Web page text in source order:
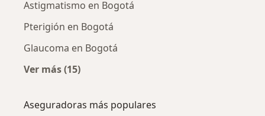
Astigmatismo en Bogotá
Pterigión en Bogotá
Glaucoma en Bogotá
Ver más (15)
Aseguradoras más populares